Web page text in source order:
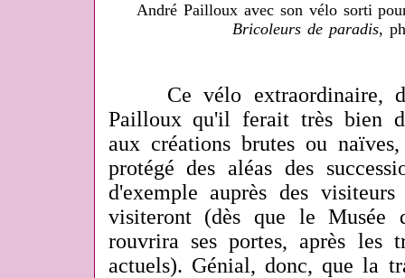
André Pailloux avec son vélo sorti
Bricoleurs de paradis,
Ce vélo extraordinaire,
Pailloux qu'il ferait très bien
aux créations brutes ou
protégé des aléas des
d'exemple auprès des
visiteront (dès que le Musée
rouvrira ses portes, après les
actuels). Génial, donc, que la